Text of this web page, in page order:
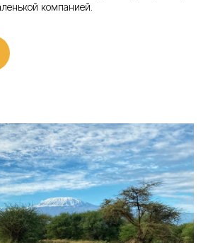
компанией.